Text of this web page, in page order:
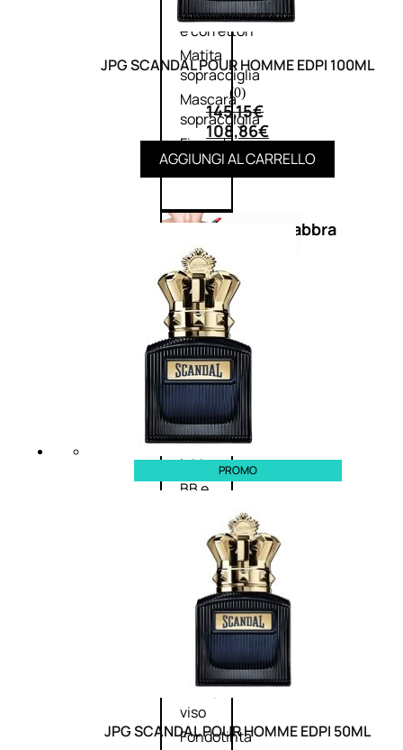
Antiocchiaie
e correttori
Matita
sopracciglia
Mascara
sopracciglia
Fissante
sopracciglia
Labbra
Palette
labbra
Rossetto
Gloss
Matita
Rimpolpante
Balsamo
labbra
BB e
Cream
Viso
Palette
viso
Primer
viso
Fondotinta
JPG SCANDAL POUR HOMME EDPI 100ML
(0)
145,15€
108,86€
AGGIUNGI AL CARRELLO
PROMO
JPG SCANDAL POUR HOMME EDPI 50ML